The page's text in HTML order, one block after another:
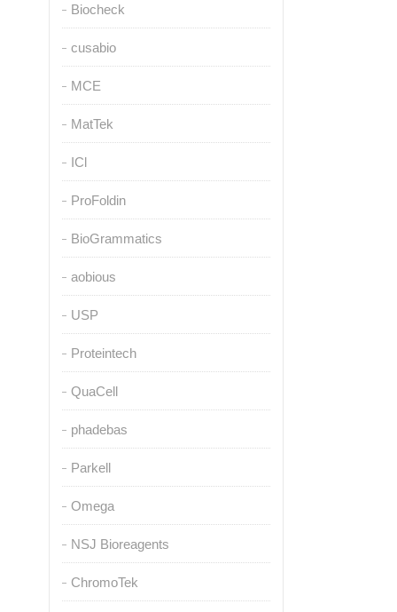
Biocheck
cusabio
MCE
MatTek
ICl
ProFoldin
BioGrammatics
aobious
USP
Proteintech
QuaCell
phadebas
Parkell
Omega
NSJ Bioreagents
ChromoTek